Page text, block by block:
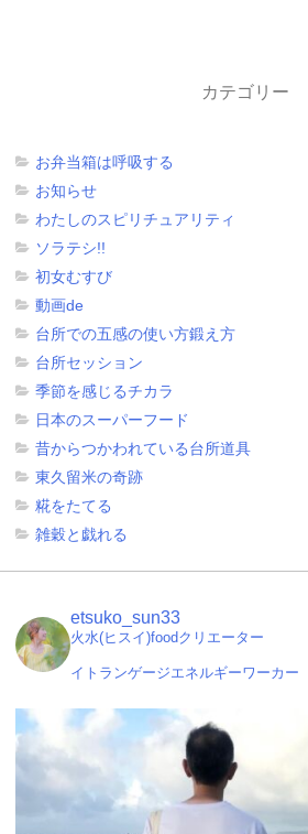
カテゴリー
お弁当箱は呼吸する
お知らせ
わたしのスピリチュアリティ
ソラテシ!!
初女むすび
動画de
台所での五感の使い方鍛え方
台所セッション
季節を感じるチカラ
日本のスーパーフード
昔からつかわれている台所道具
東久留米の奇跡
糀をたてる
雑穀と戯れる
etsuko_sun33
火水(ヒスイ)foodクリエーター
イトランゲージエネルギーワーカー